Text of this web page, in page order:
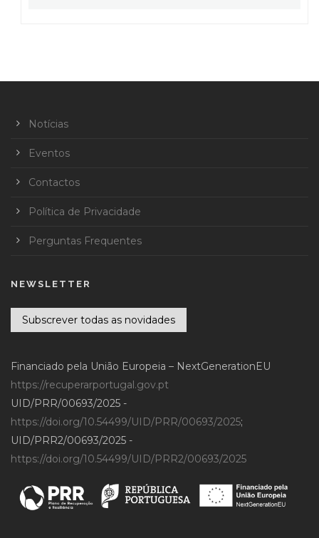
Notícias
Eventos
Contactos
Política de Privacidade
Perguntas Frequentes
NEWSLETTER
Subscrever todas as novidades
Financiado pela União Europeia – NextGenerationEU
https://recuperarportugal.gov.pt
UID/PRR/00693/2025 -
https://doi.org/10.54499/UID/PRR/00693/2025;
UID/PRR2/00693/2025 -
https://doi.org/10.54499/UID/PRR2/00693/2025